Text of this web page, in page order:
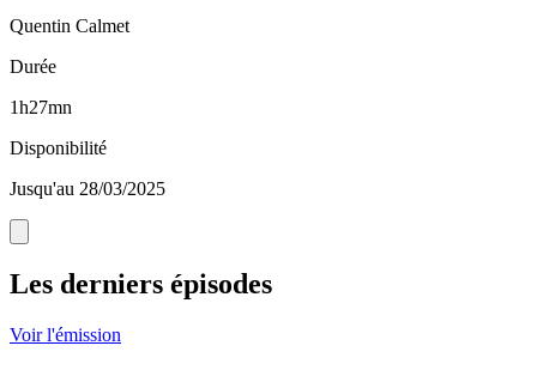
Quentin Calmet
Durée
1h27mn
Disponibilité
Jusqu'au 28/03/2025
Les derniers épisodes
Voir l'émission